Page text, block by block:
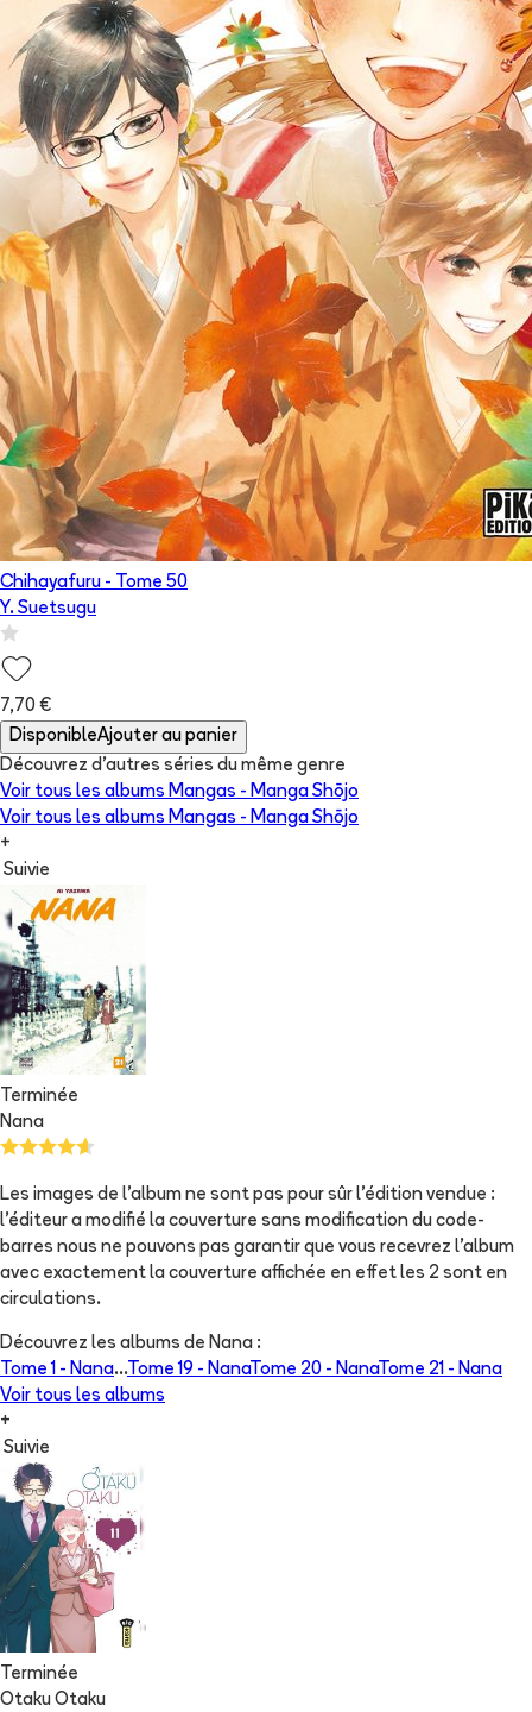
Chihayafuru - Tome 50
Y. Suetsugu
7,70 €
DisponibleAjouter au panier
Découvrez d'autres séries du même genre
Voir tous les albums Mangas - Manga Shōjo
Voir tous les albums Mangas - Manga Shōjo
+
Suivie
Terminée
Nana
Les images de l'album ne sont pas pour sûr l'édition vendue :
l'éditeur a modifié la couverture sans modification du code-
barres nous ne pouvons pas garantir que vous recevrez l'album
avec exactement la couverture affichée en effet les 2 sont en
circulations.
Découvrez les albums de Nana :
Tome 1 - Nana...Tome 19 - NanaTome 20 - NanaTome 21 - Nana
Voir tous les albums
+
Suivie
Terminée
Otaku Otaku